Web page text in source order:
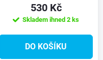
530 Kč
Skladem ihned 2 ks
DO KOŠÍKU